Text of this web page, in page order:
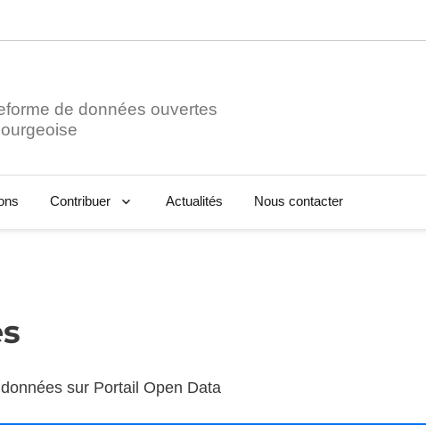
de données ouvertes
Contribuer Actualités Nous contacter
sur Portail Open Data